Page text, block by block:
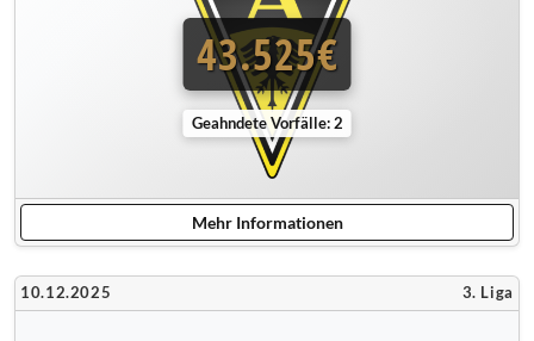
43.525€
Geahndete Vorfälle: 2
Mehr Informationen
10.12.2025 3. Liga